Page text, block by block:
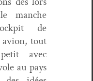
manche
de
tout
avec
au pays